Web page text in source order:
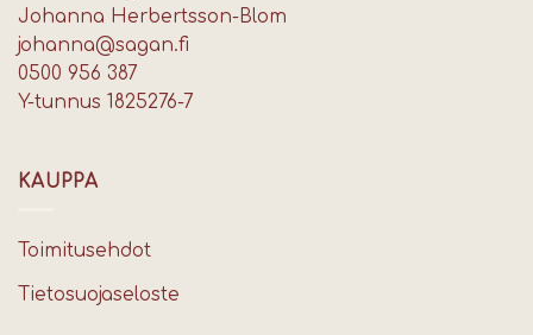
Johanna Herbertsson-Blom
johanna@sagan.fi
0500 956 387
Y-tunnus 1825276-7
KAUPPA
Toimitusehdot
Tietosuojaseloste